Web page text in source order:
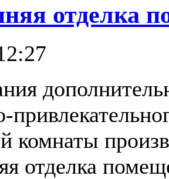
отделка
комнаты
отделка